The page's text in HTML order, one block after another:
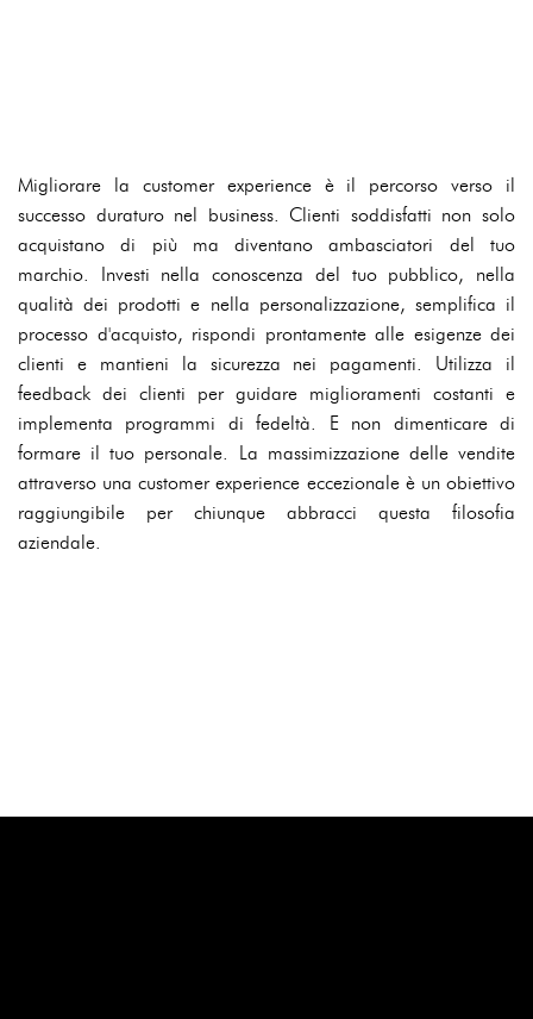
Migliorare la customer experience è il percorso verso il
successo duraturo nel business. Clienti soddisfatti non solo
acquistano di più ma diventano ambasciatori del tuo
marchio. Investi nella conoscenza del tuo pubblico, nella
qualità dei prodotti e nella personalizzazione, semplifica il
processo d'acquisto, rispondi prontamente alle esigenze dei
clienti e mantieni la sicurezza nei pagamenti. Utilizza il
feedback dei clienti per guidare miglioramenti costanti e
implementa programmi di fedeltà. E non dimenticare di
formare il tuo personale. La massimizzazione delle vendite
attraverso una customer experience eccezionale è un obiettivo
raggiungibile per chiunque abbracci questa filosofia
aziendale.